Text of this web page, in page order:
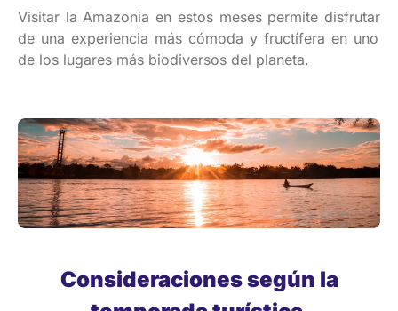
Visitar la Amazonia en estosmeses permite disfrutar
de una experiencia más cómoda y fructífera en uno
de los lugares más biodiversos del planeta.
Consideracionessegún la